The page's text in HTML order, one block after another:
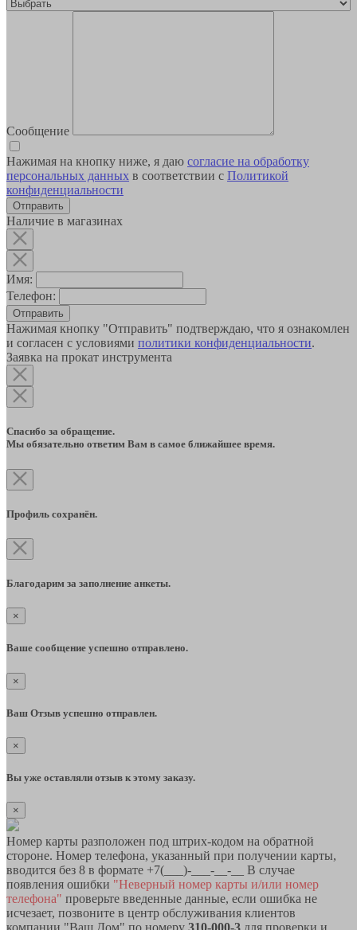
Сообщение
Нажимая на кнопку ниже, я даю согласие на обработку
персональных данных в соответствии с Политикой
конфиденциальности
Наличие в магазинах
Имя:
Телефон:
Отправить
Нажимая кнопку "Отправить" подтверждаю, что я ознакомлен
и согласен с условиями политики конфиденциальности.
Заявка на прокат инструмента
Спасибо за обращение.
Мы обязательно ответим Вам в самое ближайшее время.
Профиль сохранён.
Благодарим за заполнение анкеты.
×
Ваше сообщение успешно отправлено.
×
Ваш Отзыв успешно отправлен.
×
Вы уже оставляли отзыв к этому заказу.
×
Номер карты разположен под штрих-кодом на обратной
стороне. Номер телефона, указанный при получении карты,
вводится без 8 в формате +7(___)-___-__-__ В случае
появления ошибки "Неверный номер карты и/или номер
телефона" проверьте введенные данные, если ошибка не
исчезает, позвоните в центр обслуживания клиентов